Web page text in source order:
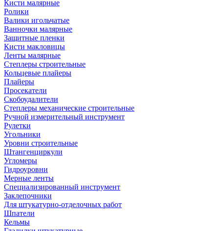
Кисти малярные
Ролики
Валики игольчатые
Ванночки малярные
Защитные пленки
Кисти макловицы
Ленты малярные
Степлеры строительные
Кольцевые плайеры
Плайеры
Просекатели
Скобоудалители
Степлеры механические строительные
Ручной измерительный инструмент
Рулетки
Угольники
Уровни строительные
Штангенциркули
Угломеры
Гидроуровни
Мерные ленты
Специализированный инструмент
Заклепочники
Для штукатурно-отделочных работ
Шпатели
Кельмы